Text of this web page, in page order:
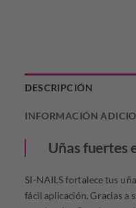
DESCRIPCIÓN
INFORMACIÓN
Uñas fuertes
SI-NAILS fortalece tus
fácil aplicación. Gracias a